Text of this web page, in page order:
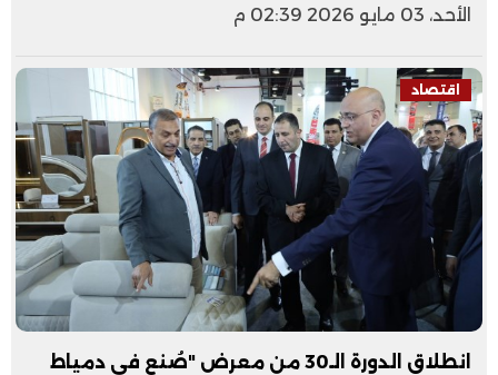
الأحد، 03 مايو 2026 02:39 م
اقتصاد
انطلاق الدورة الـ30 من معرض "صُنع في دمياط